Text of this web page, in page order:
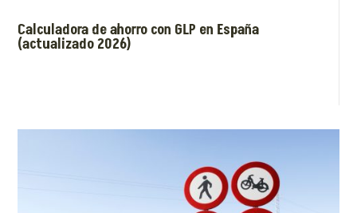
Calculadora de ahorro con GLP en España
(actualizado 2026)